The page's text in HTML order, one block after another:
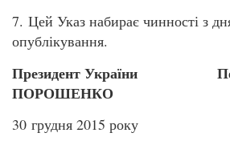
7. Цей Указ набирає чинності з
опублікування.
Президент України
ПОРОШЕНКО
30 грудня 2015 року